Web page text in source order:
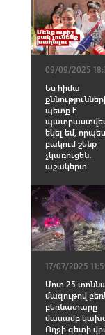
09/09/2025
Ես հիմա
պետք է
եկել եմ,
բակում շենք
չկառուցեն․
աշակերտ
17/07/2025
Մոտ 25
մազութով
բեռնատարը
մասամբ
Ողջի գետի